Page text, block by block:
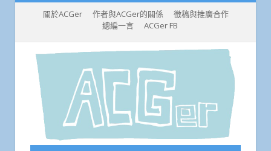
關於ACGer 作者與ACGer的關係
徵稿與推廣合作
總編一言
ACGer FB